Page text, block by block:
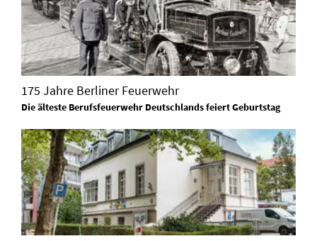
175 Jahre Berliner Feuerwehr
Die älteste Berufsfeuerwehr Deutschlands feiert Geburtstag